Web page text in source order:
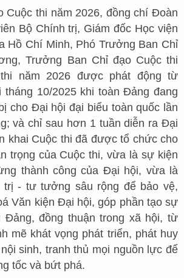
Cuộc thi năm 2026, đồng chí Đoàn
Bộ Chính trị, Giám đốc Học viện
Hồ Chí Minh, Phó Trưởng Ban Chỉ
Trưởng Ban Chỉ đạo Cuộc thi
năm 2026 được phát động từ
tháng 10/2025 khi toàn Đảng đang
cho Đại hội đại biểu toàn quốc lần
và chỉ sau hơn 1 tuần diễn ra Đại
khai Cuộc thi đã được tổ chức cho
trọng của Cuộc thi, vừa là sự kiện
thành công của Đại hội, vừa là
trị - tư tưởng sâu rộng để bảo vệ,
Văn kiện Đại hội, góp phần tạo sự
Đảng, đồng thuận trong xã hội, từ
mẽ khát vọng phát triển, phát huy
sinh, tranh thủ mọi nguồn lực để
tốc và bứt phá.